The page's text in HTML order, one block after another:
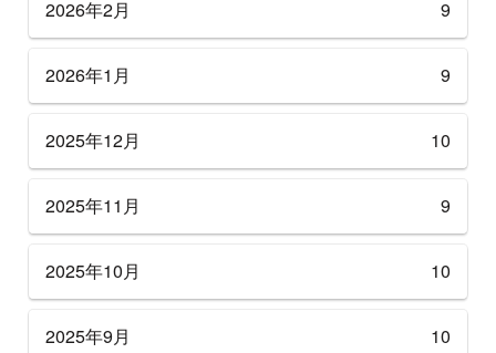
2026年2月 9
2026年1月 9
2025年12月 10
2025年11月 9
2025年10月 10
2025年9月 10